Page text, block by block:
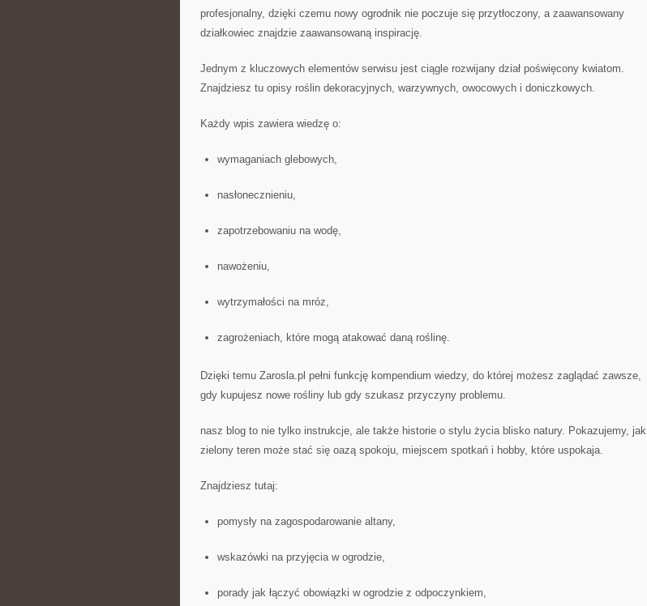
profesjonalny, dzięki czemu nowy ogrodnik nie poczuje się przytłoczony, a zaawansowany
działkowiec znajdzie zaawansowaną inspirację.
Jednym z kluczowych elementów serwisu jest ciągle rozwijany dział poświęcony kwiatom.
Znajdziesz tu opisy roślin dekoracyjnych, warzywnych, owocowych i doniczkowych.
Każdy wpis zawiera wiedzę o:
wymaganiach glebowych,
nasłonecznieniu,
zapotrzebowaniu na wodę,
nawożeniu,
wytrzymałości na mróz,
zagrożeniach, które mogą atakować daną roślinę.
Dzięki temu Zarosla.pl pełni funkcję kompendium wiedzy, do której możesz zaglądać zawsze,
gdy kupujesz nowe rośliny lub gdy szukasz przyczyny problemu.
nasz blog to nie tylko instrukcje, ale także historie o stylu życia blisko natury. Pokazujemy, jak
zielony teren może stać się oazą spokoju, miejscem spotkań i hobby, które uspokaja.
Znajdziesz tutaj:
pomysły na zagospodarowanie altany,
wskazówki na przyjęcia w ogrodzie,
porady jak łączyć obowiązki w ogrodzie z odpoczynkiem,